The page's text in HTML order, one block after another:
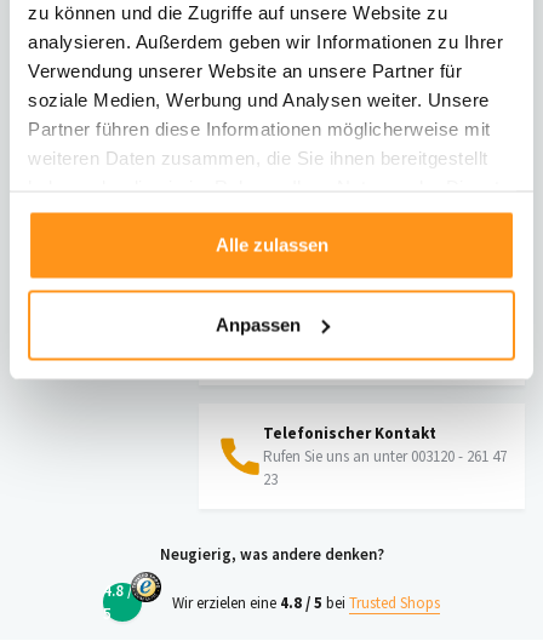
zu können und die Zugriffe auf unsere Website zu
analysieren. Außerdem geben wir Informationen zu Ihrer
Verwendung unserer Website an unsere Partner für
soziale Medien, Werbung und Analysen weiter. Unsere
Partner führen diese Informationen möglicherweise mit
weiteren Daten zusammen, die Sie ihnen bereitgestellt
gesammelt haben.
Alle zulassen
Anpassen
Brauchst du Hilfe?
Kontaktiere unseren Kundenservice
Rücksendung
Informationen zur Rücksendung
Mit einem Mitarbeiter chatten
E-Mail senden
vragen@flycarpets.nl
Telefonischer Kontakt
Rufen Sie uns an unter 003120 - 261 47
23
Neugierig, was andere denken?
4.8 /
5
Wir erzielen eine 4.8 / 5 bei Trusted Shops